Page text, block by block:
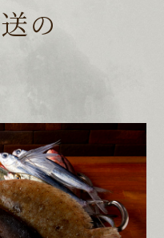
の